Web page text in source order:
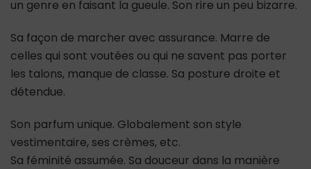
un genre en faisant la gueule. Son rire un peu bizarre.
Sa façon de marcher avec assurance. Marre de
celles qui sont voutées ou qui ne savent pas porter
les talons, manque de classe. Sa posture droite et
détendue.
Son parfum unique. Globalement son style
vestimentaire, ses crèmes, etc.
Sa féminité assumée. Sa douceur dans la manière